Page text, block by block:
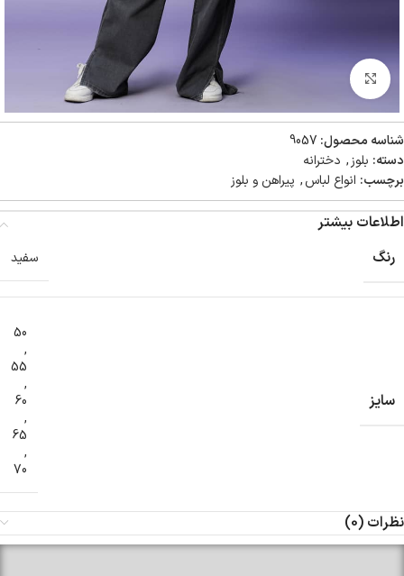
بزرگنمایی تصویر
شناسه محصول: 9057
دسته: بلوز, دخترانه
برچسب: انواع لباس, پیراهن و بلوز
اطلاعات بیشتر
رنگ
سفید
سایز
50
,
55
,
60
,
65
,
70
نظرات (0)